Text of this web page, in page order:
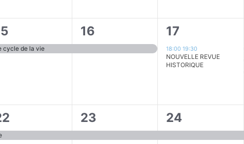
cycle de la vie
1
évènement,
16
1
évènement,
17
18:0019:30
NOUVELLE REVUE
HISTORIQUE
2
évènements,
23
2
évènements,
24